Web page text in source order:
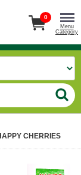
0
Menu
Category
CHERRIES